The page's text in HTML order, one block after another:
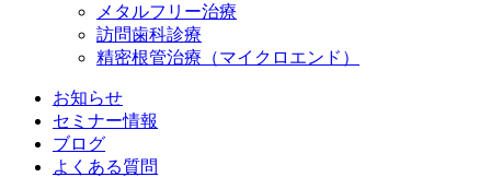
メタルフリー治療
訪問歯科診療
精密根管治療（マイクロエンド）
お知らせ
セミナー情報
ブログ
よくある質問